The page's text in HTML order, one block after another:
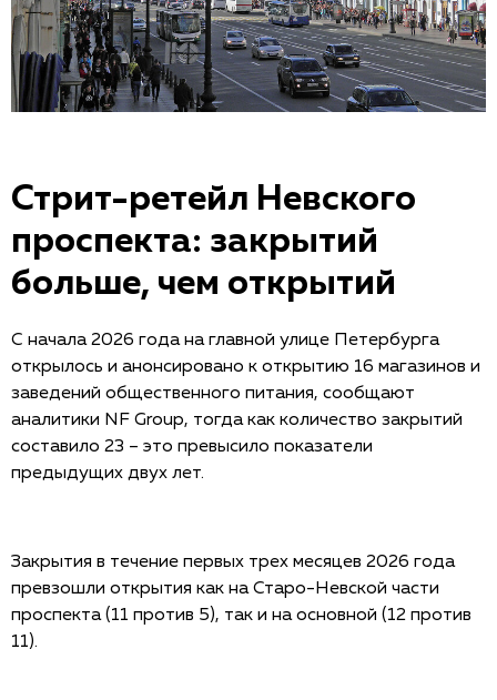
Стрит-ретейл Невского
проспекта: закрытий
больше, чем открытий
С начала 2026 года на главной улице Петербурга
открылось и анонсировано к открытию 16 магазинов и
заведений общественного питания, сообщают
аналитики NF Group, тогда как количество закрытий
составило 23 – это превысило показатели
предыдущих двух лет.
Закрытия в течение первых трех месяцев 2026 года
превзошли открытия как на Cтаро-Невской части
проспекта (11 против 5), так и на основной (12 против
11).